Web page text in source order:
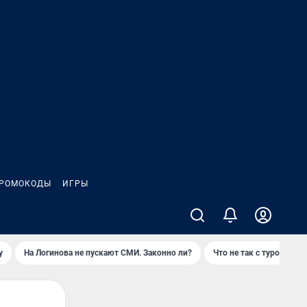
ИГРЫ
На Логинова не пускают СМИ. Законно ли? Что не так с туром на